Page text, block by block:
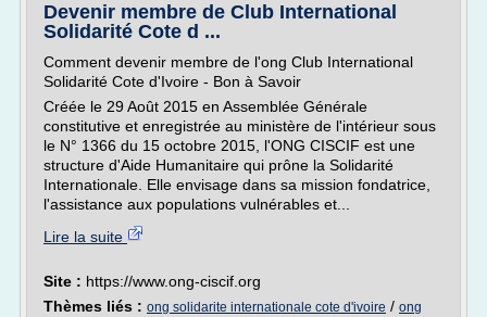
Devenir membre de Club International
Solidarité Cote d ...
Comment devenir membre de l'ong Club International
Solidarité Cote d'Ivoire - Bon à Savoir
Créée le 29 Août 2015 en Assemblée Générale
constitutive et enregistrée au ministère de l'intérieur sous
le N° 1366 du 15 octobre 2015, l'ONG CISCIF est une
structure d'Aide Humanitaire qui prône la Solidarité
Internationale. Elle envisage dans sa mission fondatrice,
l'assistance aux populations vulnérables et...
Lire la suite
Site : https://www.ong-ciscif.org
Thèmes liés : ong solidarite internationale cote d'ivoire / ong